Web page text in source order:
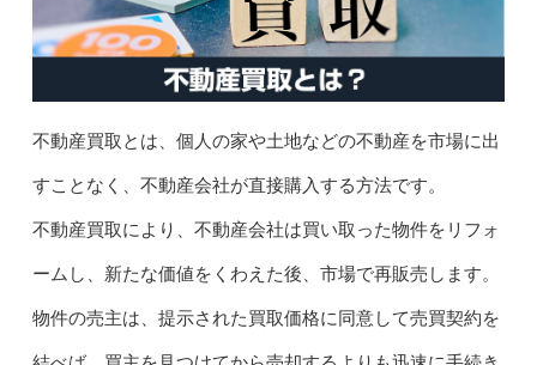
不動産買取とは、個人の家や土地などの不動産を市場に出
すことなく、不動産会社が直接購入する方法です。
不動産買取により、不動産会社は買い取った物件をリフォ
ームし、新たな価値をくわえた後、市場で再販売します。
物件の売主は、提示された買取価格に同意して売買契約を